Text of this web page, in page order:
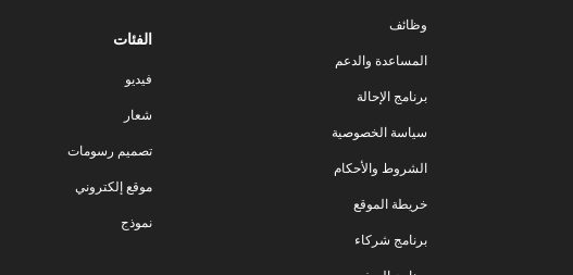
وظائف
المساعدة والدعم
برنامج الإحالة
سياسة الخصوصية
الشروط والأحكام
خريطة الموقع
برنامج شركاء
الفئات
فيديو
شعار
تصميم رسومات
موقع إلكتروني
نموذج